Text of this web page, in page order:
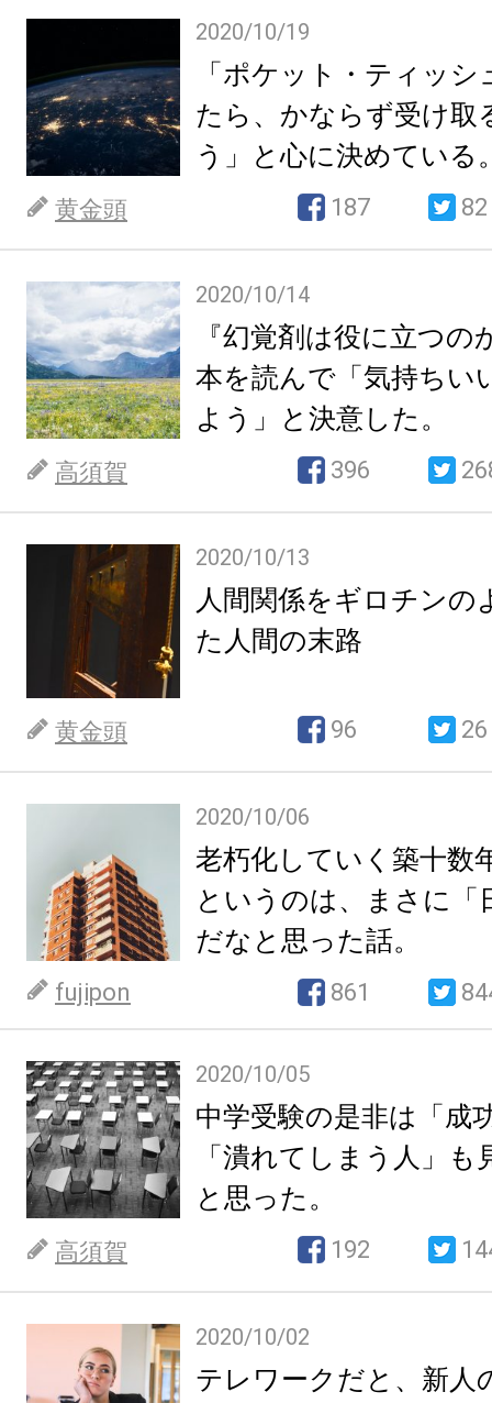
2020/10/19
「ポケット・ティッ
たら、かならず受け取
う」と心に決めている
黄金頭 187 82
2020/10/14
『幻覚剤は役に立つ
本を読んで「気持ちい
よう」と決意した。
高須賀 396
2020/10/13
人間関係をギロチンの
た人間の末路
黄金頭 96 26
2020/10/06
老朽化していく築十数
というのは、まさに「
だなと思った話。
fujipon 861
2020/10/05
中学受験の是非は「成
「潰れてしまう人」
と思った。
高須賀 192
2020/10/02
テレワークだと、新人